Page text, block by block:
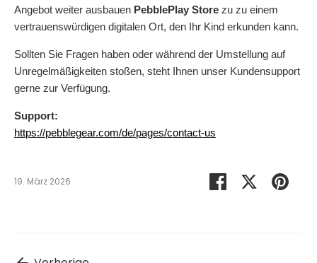
Angebot weiter ausbauen PebblePlay Store zu zu einem
vertrauenswürdigen digitalen Ort, den Ihr Kind erkunden kann.
Sollten Sie Fragen haben oder während der Umstellung auf
Unregelmäßigkeiten stoßen, steht Ihnen unser Kundensupport
gerne zur Verfügung.
Support:
https://pebblegear.com/de/pages/contact-us
19. März 2026
Auf
Auf